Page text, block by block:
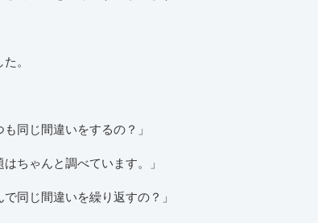
。
同じ間違いをするの？」
ちゃんと調べています。」
同じ間違いを繰り返すの？」